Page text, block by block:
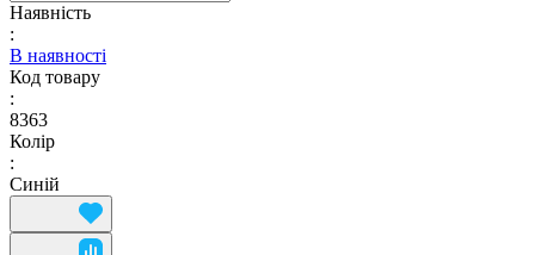
Наявність
:
В наявності
Код товару
:
8363
Колір
:
Синій